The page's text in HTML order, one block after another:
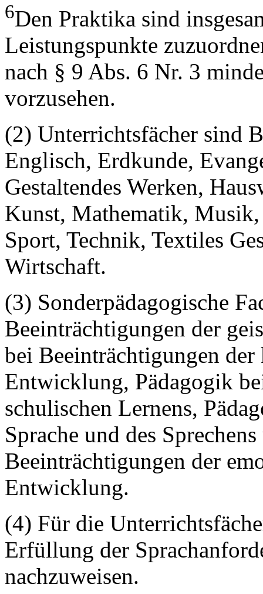
6Den Praktika sind
Leistungspunkte
nach § 9 Abs. 6 Nr. 3
vorzusehen.
(2) Unterrichtsfächer sind
Englisch, Erdkunde,
Gestaltendes Werken,
Kunst, Mathematik,
Sport, Technik, Textiles
Wirtschaft.
(3) Sonderpädagogische
Beeinträchtigungen der
bei Beeinträchtigungen
Entwicklung, Pädagogik
schulischen Lernens,
Sprache und des
Beeinträchtigungen der
Entwicklung.
(4) Für die
Erfüllung der
nachzuweisen.